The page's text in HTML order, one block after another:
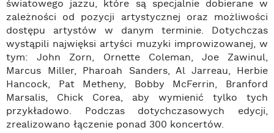
światowego jazzu, które są specjalnie dobierane w
zależności od pozycji artystycznej oraz możliwości
dostępu artystów w danym terminie. Dotychczas
wystąpili najwięksi artyści muzyki improwizowanej, w
tym: John Zorn, Ornette Coleman, Joe Zawinul,
Marcus Miller, Pharoah Sanders, Al Jarreau, Herbie
Hancock, Pat Metheny, Bobby McFerrin, Branford
Marsalis, Chick Corea, aby wymienić tylko tych
przykładowo. Podczas dotychczasowych edycji,
zrealizowano łączenie ponad 300 koncertów.